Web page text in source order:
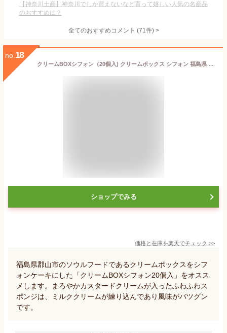
【神奈川土産】神奈川でしか買えないなど貰って嬉しい人気の名産品
のおすすめは？
全てのおすすめコメント (71件) >
no. 18
クリームBOXシフォン（20個入) クリームボックス シフォン 福島県 郡山市 のご当地パンをイメージしました!!個包装になっているのでお土産にも喜ばれます！まざっせこらっせ 福島 ふくしま こおりやま お土産 郡山銘販 マザッセコラッセ
ショップでみる
価格と在庫を楽天でチェック >>
福島県郡山市のソウルフードであるクリームボックスをシフ
ォンケーキにした「クリームBOXシフォン20個入」をオスス
メします。まろやかカスタードクリームが入ったふわふわス
ポンジは、ミルククリームが練り込んであり風味がバツグン
です。